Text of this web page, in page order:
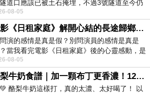
道口應該已被土石掩埋，不過3號隧道至今仍
。從台7丙牛鬥橋上往左岸上游方
08-05
電影《日租家庭》解開心結的長途歸鄉！能在電影院感受到地理的寬闊和人心的相鄰，真是太棒了！
演的感情是真是假？別問演員的感情是真是
當我看完電影《日租家庭》後的心靈感動，是
。詮釋的情感觸動了人心，就是真情
08-05
酪梨牛奶食譜｜加一顆布丁更香濃！120秒完成飲料店級酪梨奶昔｜imami 旗艦豆漿機
酪梨牛奶這樣打，真的太濃、太好喝了！ 以